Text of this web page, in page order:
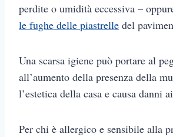
perdite o umidità eccessiva –
le fughe delle piastrelle del
Una scarsa igiene può portare al
all’aumento della presenza della
l’estetica della casa e causa danni
Per chi è allergico e sensibile alla